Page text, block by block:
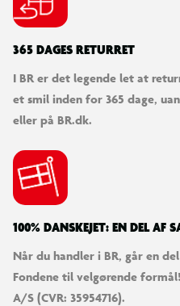
365 DAGES RETURRET
I BR er det legende let at
et smil inden for 365 dage,
eller på BR.dk.
100% DANSKEJET: EN DEL AF
Når du handler i BR, går en
Fondene til velgørende
A/S (CVR: 35954716).